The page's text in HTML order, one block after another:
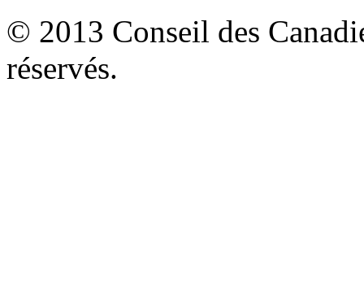
© 2013 Conseil des
réservés.